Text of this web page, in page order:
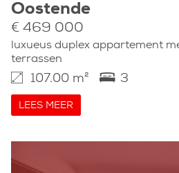
Oostende
€ 469 000
luxueus duplex appartement
terrassen
107.00 m² 3
LEES MEER